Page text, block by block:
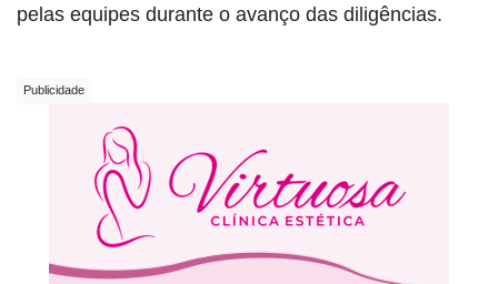
pelas equipes durante o avanço das diligências.